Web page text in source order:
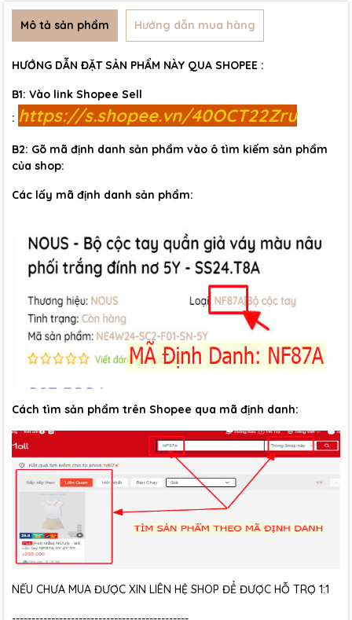
Mô tả sản phẩm Hướng dẫn mua hàng
HƯỚNG DẪN ĐẶT SẢN PHẨM NÀY QUA SHOPEE :
B1: Vào link Shopee Sell
: https://s.shopee.vn/40OCT22Zru
B2: Gõ mã định danh sản phẩm vào ô tìm kiếm sản phẩm
của shop:
Các lấy mã định danh sản phẩm:
Cách tìm sản phẩm trên Shopee qua mã định danh:
NẾU CHƯA MUA ĐƯỢC XIN LIÊN HỆ SHOP ĐỂ ĐƯỢC HỖ TRỢ 1:1